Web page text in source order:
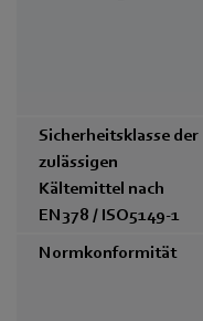
Sicherheitsklasse der
zulässigen
Kältemittel nach
EN378 / ISO5149-1
Normkonformität